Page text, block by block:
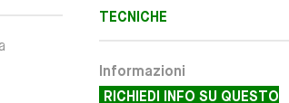
TECNICHE
Informazioni
RICHIEDI INFO SU QUESTO